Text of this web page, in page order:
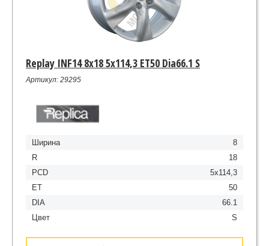
Replay INF14 8x18 5x114,3 ET50 Dia66.1 S
Артикул: 29295
Ширина
8
R
18
PCD
5x114,3
ET
50
DIA
66.1
Цвет
S